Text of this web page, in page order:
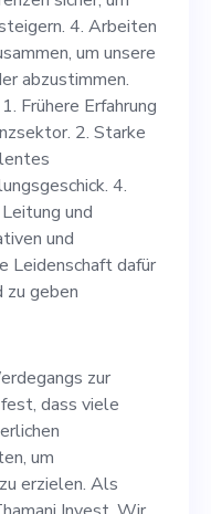
und
zu
Sie zur
bei, die
die
um
Sie
4. Arbeiten
um unsere
abzustimmen.
Frühere Erfahrung
2. Starke
4.
und
und
Leidenschaft dafür
zu geben
zur
dass viele
um
erzielen. Als